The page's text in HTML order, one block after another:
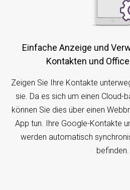
Einfache Anzeige und Verwaltung von Google
Kontakten und
Zeigen Sie Ihre Kontakte
sie. Da es sich um einen Cloud-
können Sie dies über einen
App tun. Ihre Google-Kontakte
werden automatisch
befinden.